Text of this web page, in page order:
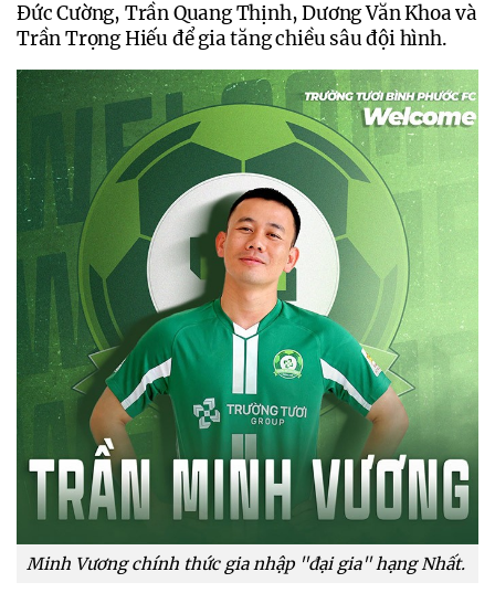
Đức Cường, Trần Quang Thịnh, Dương Văn Khoa và
Trần Trọng Hiếu để gia tăng chiều sâu đội hình.
Minh Vương chính thức gia nhập "đại gia" hạng Nhất.